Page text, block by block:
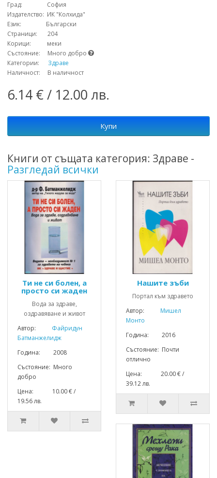
Град: София
Издателство: ИК "Колхида"
Език: Български
Страници: 204
Корици: меки
Състояние: Много добро
Категории: Здраве
Наличност: В наличност
6.14 € / 12.00 лв.
Купи
Книги от същата категория: Здраве -
Разгледай всички
Ти не си болен, а
просто си жаден
Вода за здраве,
оздравяване и живот
Автор:
Файридун
Батманжелидж
Година: 2008
Състояние: Много
добро
Цена: 10.00 € /
19.56 лв.
Нашите зъби
Портал към здравето
Автор:
Мишел
Монто
Година: 2016
Състояние: Почти
отлично
Цена: 20.00 € /
39.12 лв.